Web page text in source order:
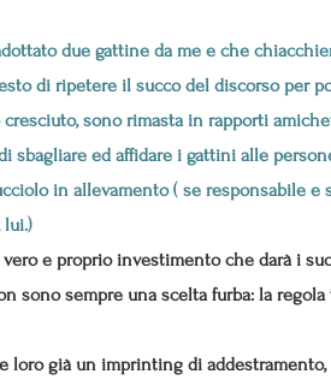
due gattine da me e che
di ripetere il succo del discorso per
sono rimasta in rapporti
sbagliare ed affidare i gattini alle
in allevamento ( se responsabile e
lui.)
e proprio investimento che darà i
sono sempre una scelta furba: la
loro già un imprinting di